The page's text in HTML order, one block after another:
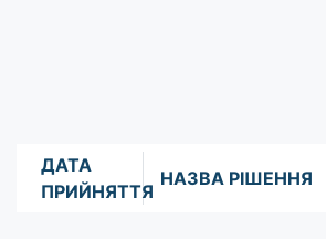
ДАТА
ПРИЙНЯТТЯ
НАЗВА РІШЕННЯ